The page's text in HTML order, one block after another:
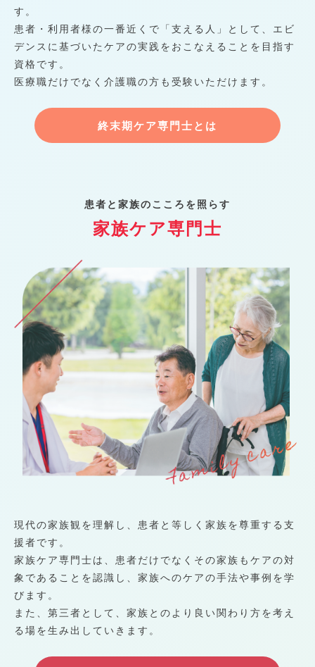
す。
患者・利用者様の一番近くで「支える人」として、エビ
デンスに基づいたケアの実践をおこなえることを目指す
資格です。
医療職だけでなく介護職の方も受験いただけます。
終末期ケア専門士とは
患者と家族のこころを照らす
家族ケア専門士
現代の家族観を理解し、患者と等しく家族を尊重する支
援者です。
家族ケア専門士は、患者だけでなくその家族もケアの対
象であることを認識し、家族へのケアの手法や事例を学
びます。
また、第三者として、家族とのより良い関わり方を考え
る場を生み出していきます。